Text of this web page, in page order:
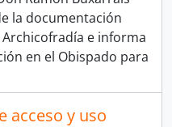
la documentación
e informa
en el Obispado para
acceso y uso